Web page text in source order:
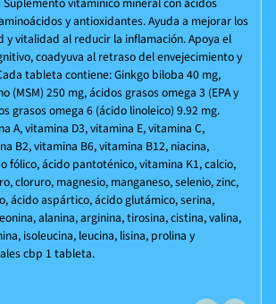
y antioxidantes. Ayuda a mejorar los
y vitalidad al reducir la inflamación. Apoya el
coadyuva al retraso del envejecimiento y
tableta contiene: Ginkgo biloba 40 mg,
(MSM) 250 mg, ácidos grasos omega 3 (EPA y
grasos omega 6 (ácido linoleico) 9.92 mg.
A, vitamina D3, vitamina E, vitamina C,
B2, vitamina B6, vitamina B12, niacina,
fólico, ácido pantoténico, vitamina K1, calcio,
cloruro, magnesio, manganeso, selenio, zinc,
ácido aspártico, ácido glutámico, serina,
alanina, arginina, tirosina, cistina, valina,
isoleucina, leucina, lisina, prolina y
cbp 1 tableta.